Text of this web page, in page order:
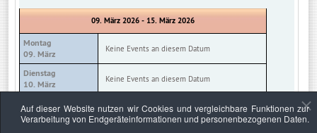
09. März 2026 - 15. März 2026
Montag
09. März
Keine Events an diesem Datum
Dienstag
10. März
Keine Events an diesem Datum
Mittwoch
11. März
Keine Events an diesem Datum
Auf dieser Website nutzen wir Cookies und vergleichbare Funktionen zur
Verarbeitung von Endgeräteinformationen und personenbezogenen Daten.